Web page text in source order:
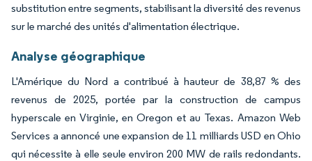
substitution entre segments, stabilisant la diversité des revenus
sur le marché des unités d'alimentation électrique.
Analyse géographique
L'Amérique du Nord a contribué à hauteur de 38,87 % des
revenus de 2025, portée par la construction de campus
hyperscale en Virginie, en Oregon et au Texas. Amazon Web
Services a annoncé une expansion de 11 milliards USD en Ohio
qui nécessite à elle seule environ 200 MW de rails redondants.